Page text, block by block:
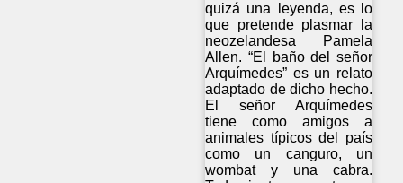
quizá una leyenda, es lo
que pretende plasmar la
neozelandesa Pamela
Allen. “El baño del señor
Arquímedes” es un relato
adaptado de dicho hecho.
El señor Arquímedes
tiene como amigos a
animales típicos del país
como un canguro, un
wombat y una cabra.